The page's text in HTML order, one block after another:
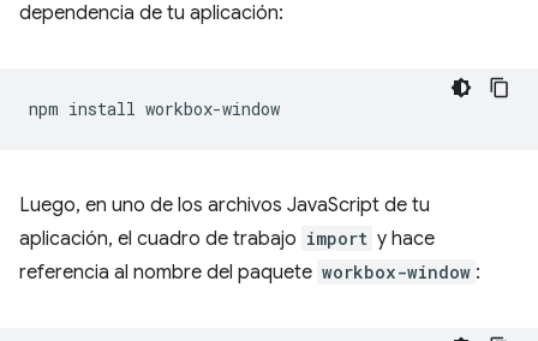
dependencia de tu aplicación:
npm install
Luego, en uno de los archivos JavaScript de tu
aplicación, el cuadro de trabajo import y hace
referencia al nombre del paquete workbox-window :